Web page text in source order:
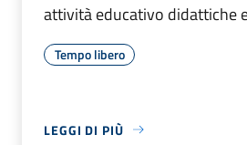
attività educativo didattiche
Tempo libero
LEGGI DI PIÙ